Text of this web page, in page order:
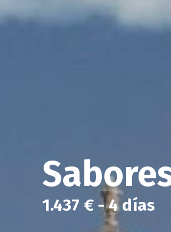
1.437 € - 4 días